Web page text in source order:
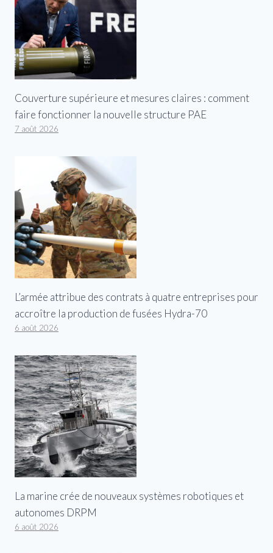
Couverture supérieure et mesures claires : comment
faire fonctionner la nouvelle structure PAE
7 août 2026
L’armée attribue des contrats à quatre entreprises pour
accroître la production de fusées Hydra-70
6 août 2026
La marine crée de nouveaux systèmes robotiques et
autonomes DRPM
6 août 2026